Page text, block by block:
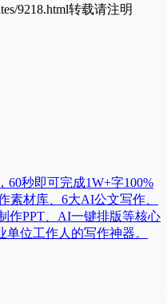
9218.html转载请注明
秒即可完成1W+字100%
素材库、6大AI公文写作、
作PPT、AI一键排版等核心
位工作人的写作神器。